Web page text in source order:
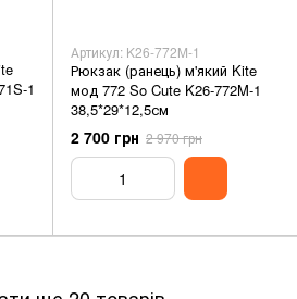
1
Артикул: K26-772M-1
Рюкзак (ранець) м'який Kite
мод 772 So Cute K26-772M-1
38,5*29*12,5см
2 700 грн 2 970 грн